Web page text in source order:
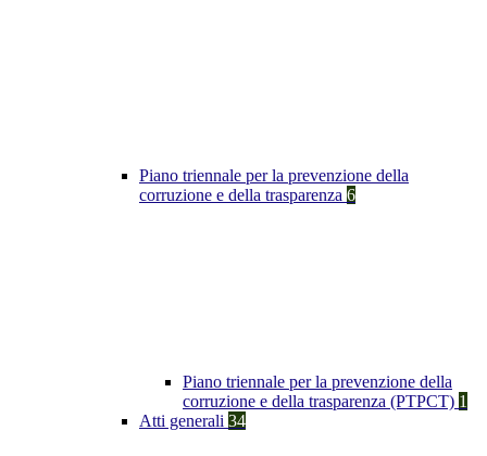
Piano triennale per la prevenzione della
corruzione e della trasparenza 6
Piano triennale per la prevenzione della
corruzione e della trasparenza (PTPCT) 1
Atti generali 34